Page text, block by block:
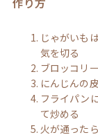
じゃがいも
気を切る
ブロッコリ
にんじんの
フライパン
て炒める
火が通った